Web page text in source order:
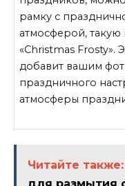
рамку с
атмосферой, такую
«Christmas Frosty».
добавит вашим
праздничного
атмосферы
Читайте также: